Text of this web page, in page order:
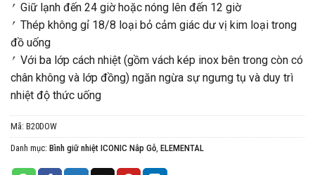
⎖ Giữ lạnh đến 24 giờ hoặc nóng lên đến 12 giờ
⎖ Thép không gỉ 18/8 loại bỏ cảm giác dư vị kim loại trong
đồ uống
⎖ Với ba lớp cách nhiệt (gồm vách kép inox bên trong còn có
chân không và lớp đồng) ngăn ngừa sự ngưng tụ và duy trì
nhiệt độ thức uống
Mã: B20DOW
Danh mục: Bình giữ nhiệt ICONIC Nắp Gỗ, ELEMENTAL